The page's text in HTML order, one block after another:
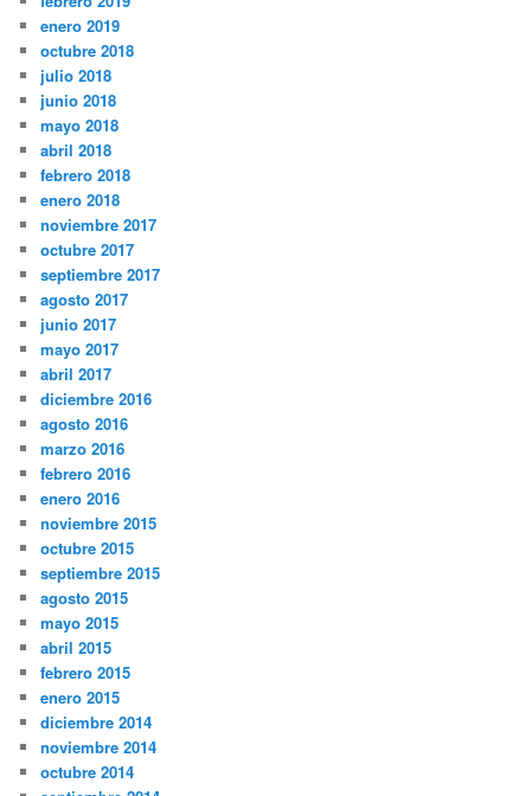
enero 2019
octubre 2018
julio 2018
junio 2018
mayo 2018
abril 2018
febrero 2018
enero 2018
noviembre 2017
octubre 2017
septiembre 2017
agosto 2017
junio 2017
mayo 2017
abril 2017
diciembre 2016
agosto 2016
marzo 2016
febrero 2016
enero 2016
noviembre 2015
octubre 2015
septiembre 2015
agosto 2015
mayo 2015
abril 2015
febrero 2015
enero 2015
diciembre 2014
noviembre 2014
octubre 2014